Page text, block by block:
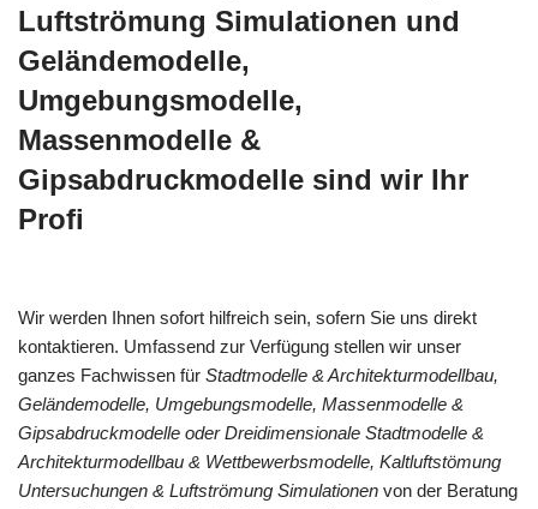
Luftströmung Simulationen und
Geländemodelle,
Umgebungsmodelle,
Massenmodelle &
Gipsabdruckmodelle sind wir Ihr
Profi
Wir werden Ihnen sofort hilfreich sein, sofern Sie uns direkt
kontaktieren. Umfassend zur Verfügung stellen wir unser
ganzes Fachwissen für Stadtmodelle & Architekturmodellbau,
Geländemodelle, Umgebungsmodelle, Massenmodelle &
Gipsabdruckmodelle oder Dreidimensionale Stadtmodelle &
Architekturmodellbau & Wettbewerbsmodelle, Kaltluftstömung
Untersuchungen & Luftströmung Simulationen von der Beratung